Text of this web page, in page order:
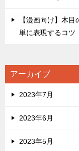
【漫画向け】木
単に表現するコツ
アーカイブ
2023年7月
2023年6月
2023年5月